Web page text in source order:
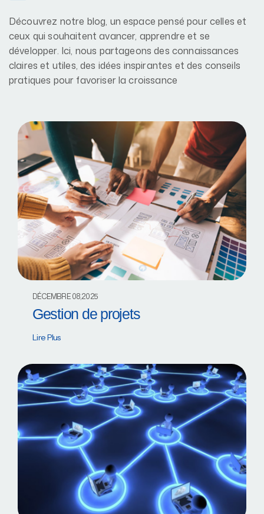
Découvrez notre blog, un espace pensé pour celles et
ceux qui souhaitent avancer, apprendre et se
développer. Ici, nous partageons des connaissances
claires et utiles, des idées inspirantes et des conseils
pratiques pour favoriser la croissance
DÉCEMBRE 08,2025
Gestion de projets
Lire Plus